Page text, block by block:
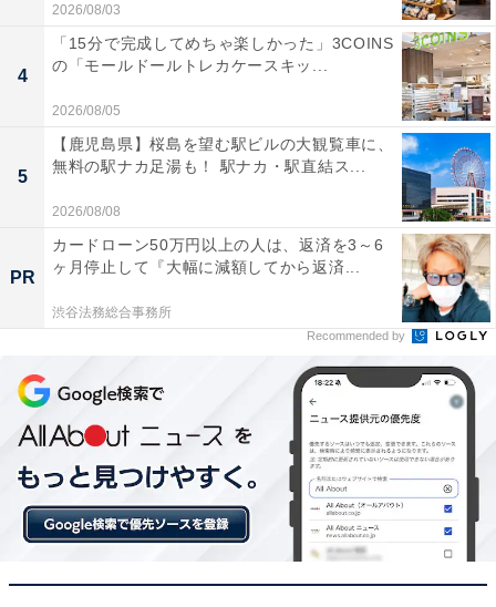
2026/08/03
4
「15分で完成してめちゃ楽しかった」3COINS
の「モールドールトレカケースキッ...
2026/08/05
5
【鹿児島県】桜島を望む駅ビルの大観覧車に、
無料の駅ナカ足湯も！ 駅ナカ・駅直結ス...
2026/08/08
PR
カードローン50万円以上の人は、返済を3～6
ヶ月停止して『大幅に減額してから返済...
渋谷法務総合事務所
Recommended by